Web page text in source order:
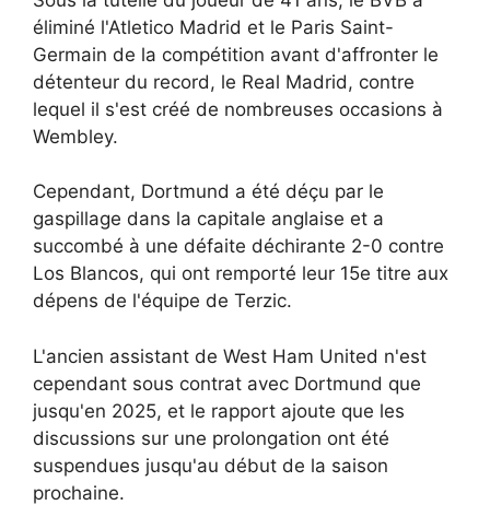
éliminé l'Atletico Madrid et le Paris Saint-
Germain de la compétition avant d'affronter le
détenteur du record, le Real Madrid, contre
lequel il s'est créé de nombreuses occasions à
Wembley.
Cependant, Dortmund a été déçu par le
gaspillage dans la capitale anglaise et a
succombé à une défaite déchirante 2-0 contre
Los Blancos, qui ont remporté leur 15e titre aux
dépens de l'équipe de Terzic.
L'ancien assistant de West Ham United n'est
cependant sous contrat avec Dortmund que
jusqu'en 2025, et le rapport ajoute que les
discussions sur une prolongation ont été
suspendues jusqu'au début de la saison
prochaine.